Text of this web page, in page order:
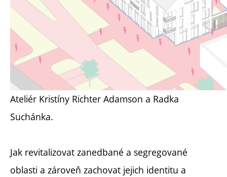
Ateliér Kristíny Richter Adamson a Radka
Suchánka.
Jak revitalizovat zanedbané a segregované
oblasti a zároveň zachovat jejich identitu a